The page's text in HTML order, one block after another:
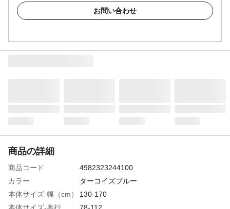
お問い合わせ
商品の詳細
商品コード
4982323244100
カラー
ターコイズブルー
本体サイズ-幅（cm）
130-170